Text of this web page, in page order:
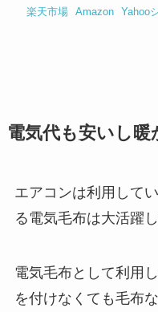
楽天市場 Amazon Yahoo
電気代も安いし暖
エアコンは利用して
る電気毛布は大活躍
電気毛布として利用
を付けなくても毛布